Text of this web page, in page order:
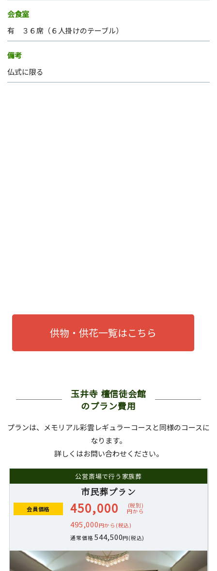
会食室
有 ３６席（６人掛けのテーブル）
備考
仏式に限る
供物・供花一覧はこちら
玉井寺 檀信徒会館
のプラン費用
プランは、メモリアル彩雲レギュラーコースと同様のコースに
なります。
詳しくはお問い合わせください。
公営斎場で行う家族葬
市民葬プラン
会員価格 450,000 (税別)
円から
495,000円から(税込)
通常価格544,500円(税込)